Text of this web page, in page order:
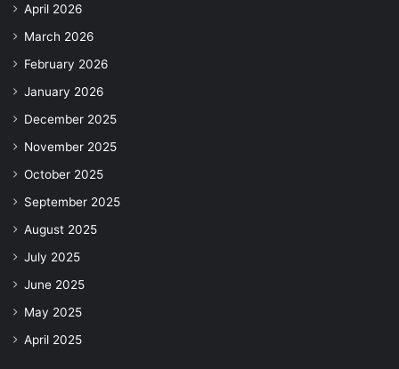
April 2026
March 2026
February 2026
January 2026
December 2025
November 2025
October 2025
September 2025
August 2025
July 2025
June 2025
May 2025
April 2025